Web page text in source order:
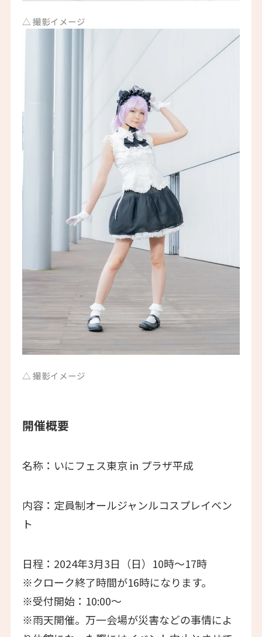
△ 撮影イメージ
△ 撮影イメージ
開催概要
名称：いにフェス東京 in プラザ平成
内容：定員制オールジャンルコスプレイベン
ト
日程：2024年3月3日（日）10時～17時
※クローク終了時間が16時になります。
※受付開始：10:00～
※雨天開催。万一会場が災害などの事情によ